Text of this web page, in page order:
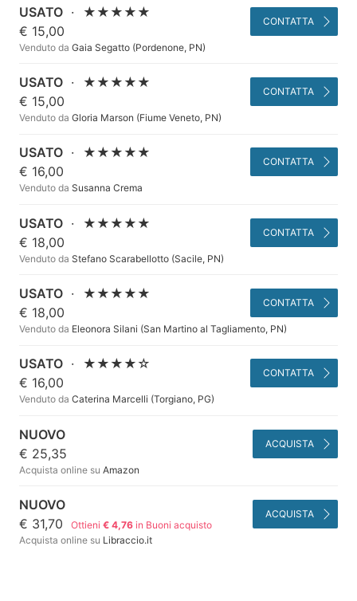
USATO ·
★★★★★
€ 15,00
Venduto da Gaia Segatto (Pordenone, PN)
CONTATTA
USATO ·
★★★★★
€ 15,00
Venduto da Gloria Marson (Fiume Veneto, PN)
CONTATTA
USATO ·
★★★★★
€ 16,00
Venduto da Susanna Crema
CONTATTA
USATO ·
★★★★★
€ 18,00
Venduto da Stefano Scarabellotto (Sacile, PN)
CONTATTA
USATO ·
★★★★★
€ 18,00
Venduto da Eleonora Silani (San Martino al Tagliamento, PN)
CONTATTA
USATO ·
★★★★☆
€ 16,00
Venduto da Caterina Marcelli (Torgiano, PG)
CONTATTA
NUOVO
€ 25,35
Acquista online su Amazon
ACQUISTA
NUOVO
€ 31,70
Ottieni€ 4,76 in Buoni acquisto
Acquista online su Libraccio.it
ACQUISTA